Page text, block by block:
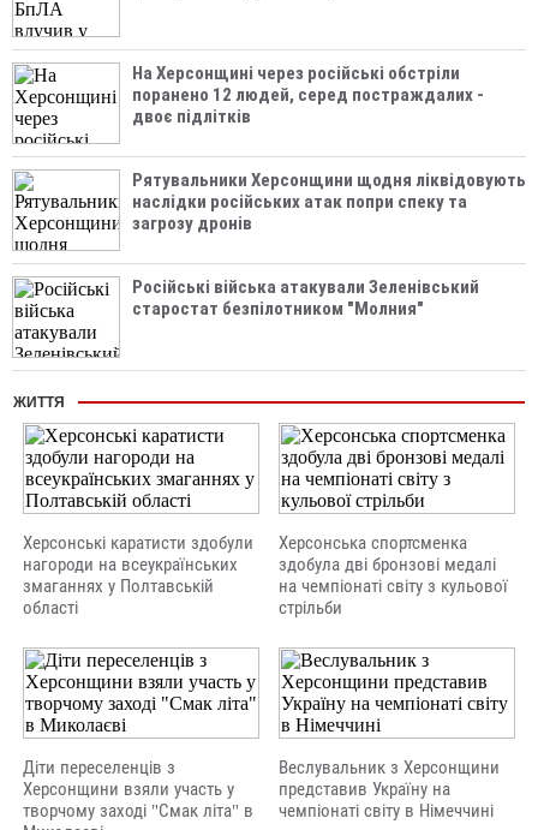
На Херсонщині через російські обстріли
поранено 12 людей, серед постраждалих -
двоє підлітків
Рятувальники Херсонщини щодня ліквідовують
наслідки російських атак попри спеку та
загрозу дронів
Російські війська атакували Зеленівський
старостат безпілотником "Молния"
ЖИТТЯ
Херсонські каратисти здобули
нагороди на всеукраїнських
змаганнях у Полтавській
області
Херсонська спортсменка
здобула дві бронзові медалі
на чемпіонаті світу з кульової
стрільби
Діти переселенців з
Херсонщини взяли участь у
творчому заході "Смак літа" в
Веслувальник з Херсонщини
представив Україну на
чемпіонаті світу в Німеччині